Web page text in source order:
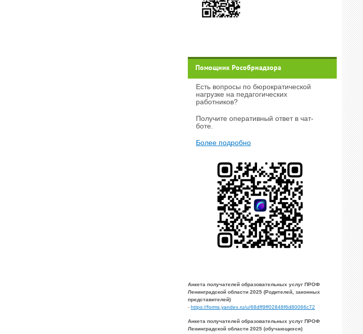
Помощник Рособрнадзора
Есть вопросы по бюрократической
нагрузке на педагогических
работников?
Получите оперативный ответ в чат-
боте.
Более подробно
Анкета получателей образовательных услуг ПРОФ
Ленинградской области 2025 (Родителей, законных
представителей)
- https://forms.yandex.ru/u/68dff9ff02848f6d80066c72
Анкета получателей образовательных услуг ПРОФ
Ленинградской области 2025 (обучающихся)